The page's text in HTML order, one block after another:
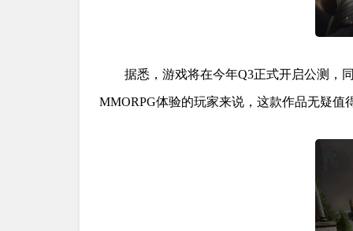
据悉，游戏将在今年Q3正式开启公测，
MMORPG体验的玩家来说，这款作品无疑值